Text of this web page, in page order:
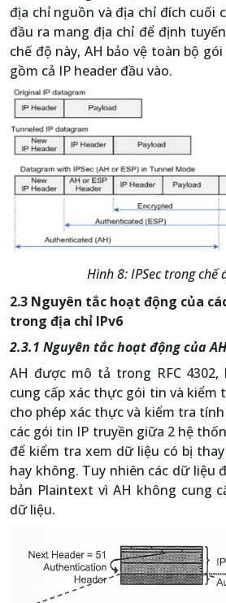
địa chỉ nguồn và địa chỉ đích cuối
đầu ra mang địa chỉ để định
chế độ này, AH bảo vệ toàn bộ
gồm cả IP header đầu vào.
Hình 8: IPSec trong chế
2.3 Nguyên tắc hoạt động của
trong địa chỉ IPv6
2.3.1 Nguyên tắc hoạt động của AH
AH được mô tả trong RFC 4302,
cung cấp xác thực gói tin và kiểm
cho phép xác thực và kiểm tra
các gói tin IP truyền giữa 2 hệ
để kiểm tra xem dữ liệu có bị
hay không. Tuy nhiên các dữ liệu
bản Plaintext vì AH không cung
dữ liệu.